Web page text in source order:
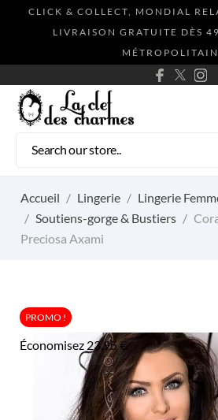
CLICK & COLLECT, MONDIAL
LIVRAISON GRATUITE DÈS
Accueil Lingerie Lingerie
Soutiens-gorge & Bustiers
Preciosa Axami
PROMO !
Économisez 23,95 €